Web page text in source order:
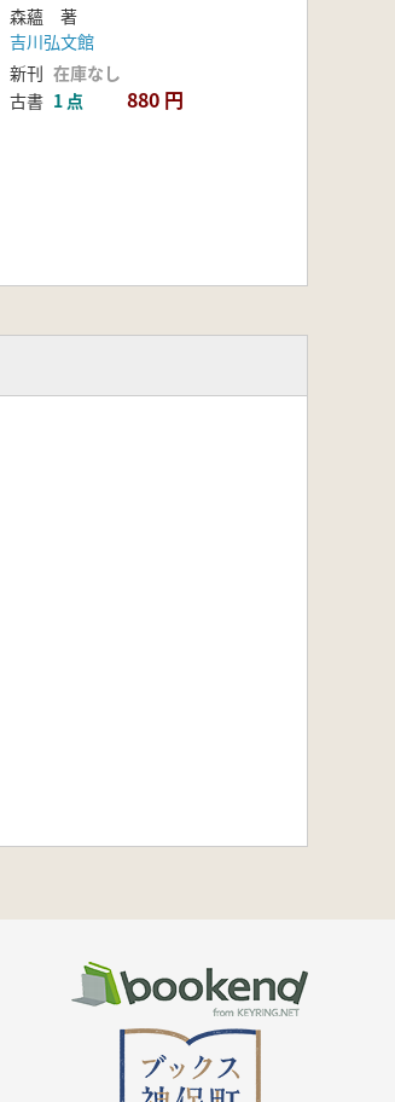
森蘊 著
吉川弘文館
新刊 在庫なし
古書 1 点 880 円